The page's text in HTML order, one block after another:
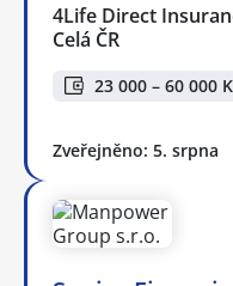
4Life Direct
Celá ČR
23 000 – 60 000
Zveřejněno: 5. srpna